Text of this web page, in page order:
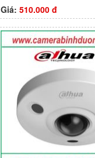
Giá: 510.000 đ